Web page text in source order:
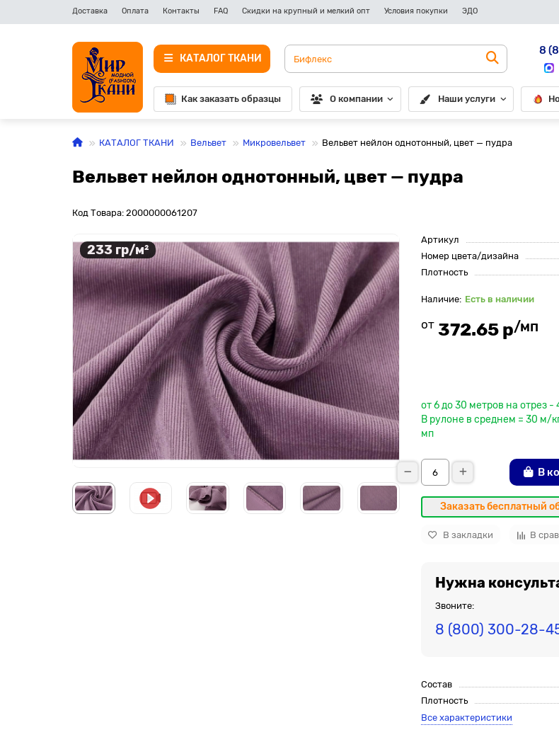
Доставка Оплата Контакты FAQ Скидки на крупный и мелкий опт Условия покупки ЭДО
КАТАЛОГ ТКАНИ
8
Как заказать образцы О компании Наши услуги
КАТАЛОГ ТКАНИ Вельвет Микровельвет Вельвет нейлон однотонный, цвет — пудра
Вельвет нейлон однотонный, цвет — пудра
Код Товара: 2000000061207
233 гр/м²
Артикул
Номер цвета/дизайна
Плотность
Есть в наличии
от 372.65 р/мп
от 6 до 30 метров на отрез
В рулоне в среднем = 30 м/
мп
В
Заказать бесплатный
В закладки В
Нужна
Звоните:
8 (800) 300-28-
Состав
Плотность
Все характеристики